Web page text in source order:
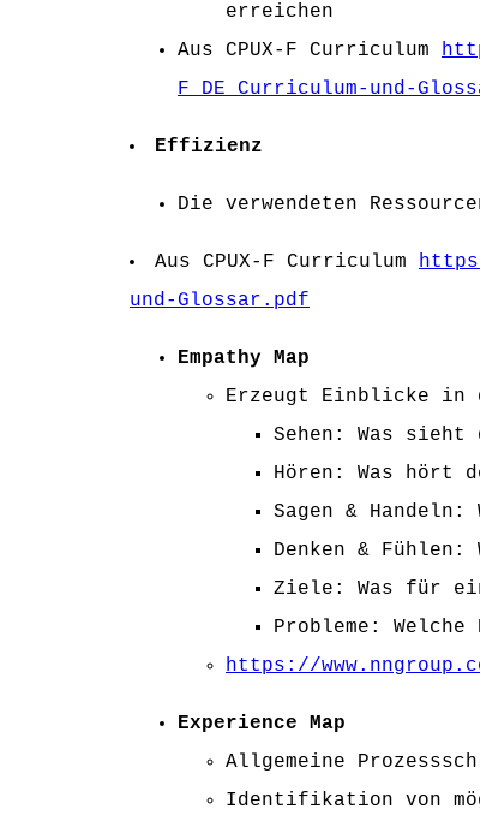
erreichen
Aus CPUX-F Curriculum
F_DE_Curriculum-und-
Effizienz
Die verwendeten
Aus CPUX-F Curriculum
und-Glossar.pdf
Empathy Map
Erzeugt Einblicke in
Sehen: Was sieht
Hören: Was hört
Sagen &
Denken &
Ziele: Was für
Probleme:
https://
Experience Map
Allgemeine
Identifikation von